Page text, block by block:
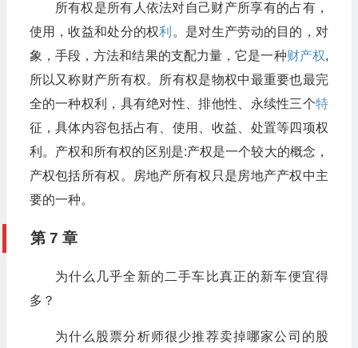
所有权是所有人依法对自己财产所享有的占有，
使用，收益和处分的权利 。是对生产劳动的目的，对
象，手段，方法和结果的支配力量，它是一种财产权,
所以又称财产所有权。所有权是物权中最重要也最完
全的一种权利，具有绝对性、排他性、永续性三个特
征，具体内容包括占有、使用、收益、处置等四项权
利。产权和所有权的区别是:产权是一个较大的概念，
产权包括所有权。房地产所有权只是房地产产权中主
要的一种。
第 7 章
为什么几乎全新的二手车比真正的新车便宜得
多？
为什么股票分析师很少推荐卖掉哪家公司的股